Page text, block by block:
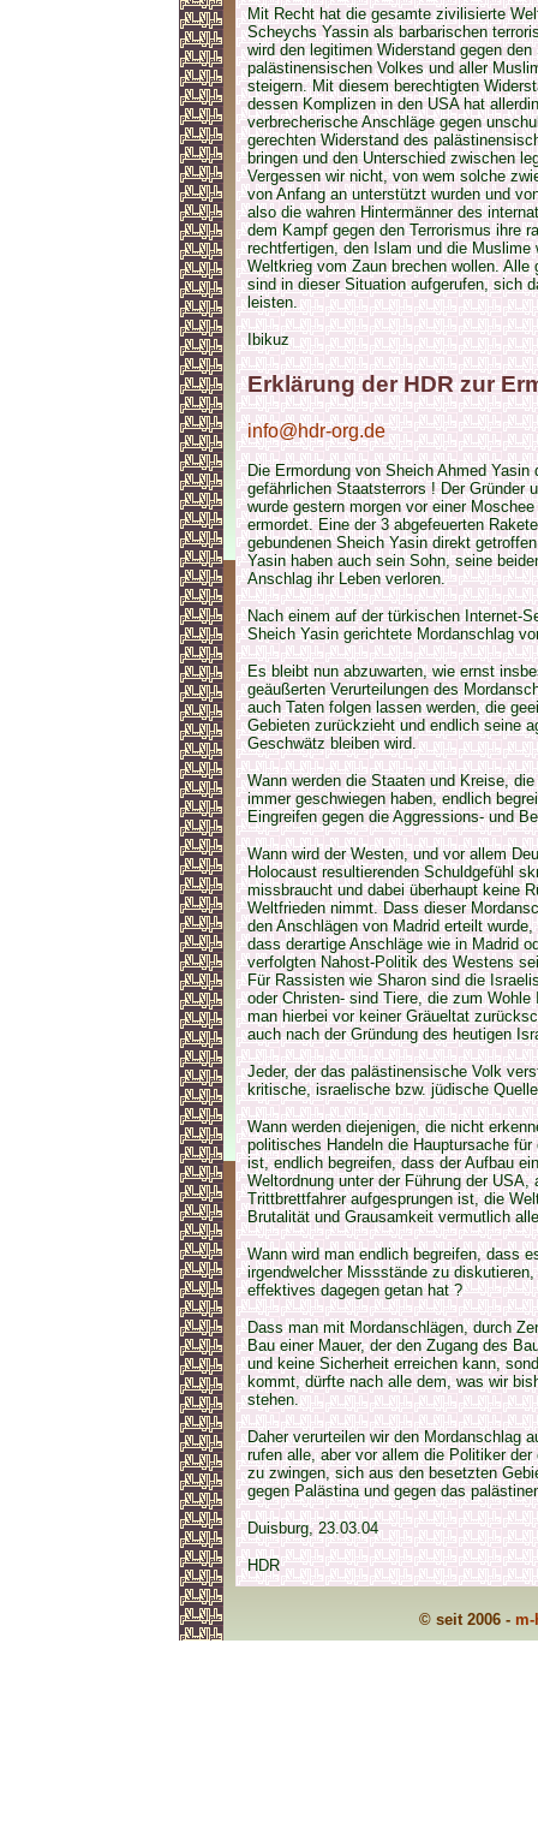
Mit Recht hat die gesamte zivilisierte
Scheychs Yassin als barbarischen
wird den legitimen Widerstand gegen
palästinensischen Volkes und aller
steigern. Mit diesem berechtigten
dessen Komplizen in den USA hat
verbrecherische Anschläge gegen
gerechten Widerstand des
bringen und den Unterschied zwischen
Vergessen wir nicht, von wem solche
von Anfang an unterstützt wurden und
also die wahren Hintermänner des
dem Kampf gegen den Terrorismus ihre
rechtfertigen, den Islam und die
Weltkrieg vom Zaun brechen wollen.
sind in dieser Situation aufgerufen, sich
leisten.
Ibikuz
Erklärung der HDR zur
info@hdr-org.de
Die Ermordung von Sheich Ahmed
gefährlichen Staatsterrors ! Der Gründer
wurde gestern morgen vor einer
ermordet. Eine der 3 abgefeuerten
gebundenen Sheich Yasin direkt
Yasin haben auch sein Sohn, seine
Anschlag ihr Leben verloren.
Nach einem auf der türkischen Internet-
Sheich Yasin gerichtete Mordanschlag
Es bleibt nun abzuwarten, wie ernst
geäußerten Verurteilungen des
auch Taten folgen lassen werden, die
Gebieten zurückzieht und endlich seine
Geschwätz bleiben wird.
Wann werden die Staaten und Kreise,
immer geschwiegen haben, endlich
Eingreifen gegen die Aggressions- und
Wann wird der Westen, und vor allem
Holocaust resultierenden Schuldgefühl
missbraucht und dabei überhaupt keine
Weltfrieden nimmt. Dass dieser
den Anschlägen von Madrid erteilt
dass derartige Anschläge wie in Madrid
verfolgten Nahost-Politik des Westens
Für Rassisten wie Sharon sind die
oder Christen- sind Tiere, die zum
man hierbei vor keiner Gräueltat
auch nach der Gründung des heutigen
Jeder, der das palästinensische Volk
kritische, israelische bzw. jüdische
Wann werden diejenigen, die nicht
politisches Handeln die Hauptursache
ist, endlich begreifen, dass der Aufbau
Weltordnung unter der Führung der
Trittbrettfahrer aufgesprungen ist, die
Brutalität und Grausamkeit vermutlich
Wann wird man endlich begreifen, dass
irgendwelcher Missstände zu
effektives dagegen getan hat ?
Dass man mit Mordanschlägen, durch
Bau einer Mauer, der den Zugang des
und keine Sicherheit erreichen kann,
kommt, dürfte nach alle dem, was wir
stehen.
Daher verurteilen wir den Mordanschlag
rufen alle, aber vor allem die Politiker
zu zwingen, sich aus den besetzten
gegen Palästina und gegen das
Duisburg, 23.03.04
HDR
© seit 2006 -